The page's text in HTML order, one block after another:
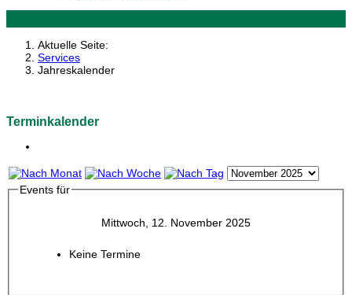
Aktuelle Seite:
Services
Jahreskalender
Terminkalender
Events für
Mittwoch, 12. November 2025
Keine Termine